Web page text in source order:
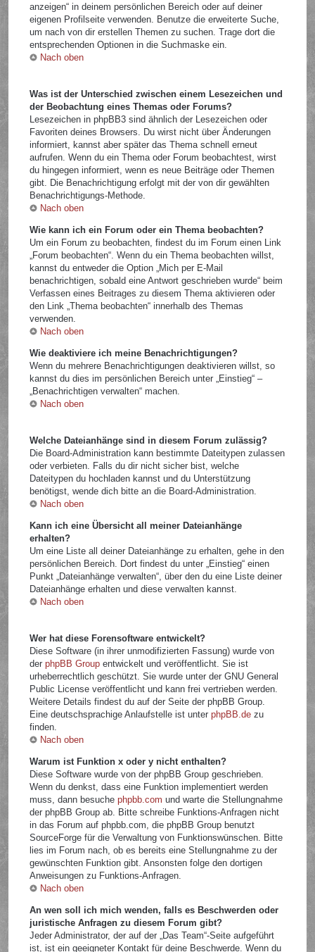
anzeigen“ in deinem persönlichen Bereich oder auf deiner
eigenen Profilseite verwenden. Benutze die erweiterte Suche,
um nach von dir erstellen Themen zu suchen. Trage dort die
entsprechenden Optionen in die Suchmaske ein.
Nach oben
Was ist der Unterschied zwischen einem Lesezeichen und
der Beobachtung eines Themas oder Forums?
Lesezeichen in phpBB3 sind ähnlich der Lesezeichen oder
Favoriten deines Browsers. Du wirst nicht über Änderungen
informiert, kannst aber später das Thema schnell erneut
aufrufen. Wenn du ein Thema oder Forum beobachtest, wirst
du hingegen informiert, wenn es neue Beiträge oder Themen
gibt. Die Benachrichtigung erfolgt mit der von dir gewählten
Benachrichtigungs-Methode.
Nach oben
Wie kann ich ein Forum oder ein Thema beobachten?
Um ein Forum zu beobachten, findest du im Forum einen Link
„Forum beobachten“. Wenn du ein Thema beobachten willst,
kannst du entweder die Option „Mich per E-Mail
benachrichtigen, sobald eine Antwort geschrieben wurde“ beim
Verfassen eines Beitrages zu diesem Thema aktivieren oder
den Link „Thema beobachten“ innerhalb des Themas
verwenden.
Nach oben
Wie deaktiviere ich meine Benachrichtigungen?
Wenn du mehrere Benachrichtigungen deaktivieren willst, so
kannst du dies im persönlichen Bereich unter „Einstieg“ –
„Benachrichtigen verwalten“ machen.
Nach oben
Welche Dateianhänge sind in diesem Forum zulässig?
Die Board-Administration kann bestimmte Dateitypen zulassen
oder verbieten. Falls du dir nicht sicher bist, welche
Dateitypen du hochladen kannst und du Unterstützung
benötigst, wende dich bitte an die Board-Administration.
Nach oben
Kann ich eine Übersicht all meiner Dateianhänge
erhalten?
Um eine Liste all deiner Dateianhänge zu erhalten, gehe in den
persönlichen Bereich. Dort findest du unter „Einstieg“ einen
Punkt „Dateianhänge verwalten“, über den du eine Liste deiner
Dateianhänge erhalten und diese verwalten kannst.
Nach oben
Wer hat diese Forensoftware entwickelt?
Diese Software (in ihrer unmodifizierten Fassung) wurde von
derphpBB Group entwickelt und veröffentlicht. Sie ist
urheberrechtlich geschützt. Sie wurde unter der GNU General
Public License veröffentlicht und kann frei vertrieben werden.
Weitere Details findest du auf der Seite der phpBB Group.
Eine deutschsprachige Anlaufstelle ist unterphpBB.de zu
finden.
Nach oben
Warum ist Funktion x oder y nicht enthalten?
Diese Software wurde von der phpBB Group geschrieben.
Wenn du denkst, dass eine Funktion implementiert werden
muss, dann besuchephpbb.com und warte die Stellungnahme
der phpBB Group ab. Bitte schreibe Funktions-Anfragen nicht
in das Forum auf phpbb.com, die phpBB Group benutzt
SourceForge für die Verwaltung von Funktionswünschen. Bitte
lies im Forum nach, ob es bereits eine Stellungnahme zu der
gewünschten Funktion gibt. Ansonsten folge den dortigen
Anweisungen zu Funktions-Anfragen.
Nach oben
An wen soll ich mich wenden, falls es Beschwerden oder
juristische Anfragen zu diesem Forum gibt?
Jeder Administrator, der auf der „Das Team“-Seite aufgeführt
ist, ist ein geeigneter Kontakt für deine Beschwerde. Wenn du